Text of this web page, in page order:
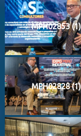
MPH02853 (1)
MPH02828 (1)